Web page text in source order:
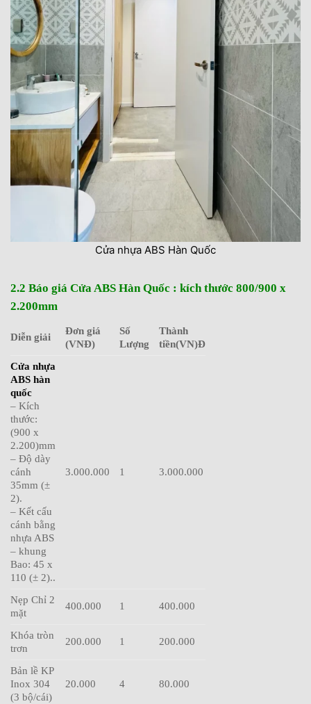
Cửa nhựa ABS Hàn Quốc
2.2 Báo giá Cửa ABS Hàn Quốc : kích thước 800/900 x
2.200mm
Diễn giải
Đơn giá
(VNĐ)
Số
Lượng
Thành
tiền(VN)Đ
Cửa nhựa
ABS hàn
quốc
– Kích
thước:
(900 x
2.200)mm
– Độ dày
cánh
35mm (±
2).
– Kết cấu
cánh bằng
nhựa ABS
– khung
Bao: 45 x
110 (± 2)..
3.000.000 1 3.000.000
Nẹp Chỉ 2
mặt
400.000 1 400.000
Khóa tròn
trơn
200.000 1 200.000
Bản lề KP
Inox 304
(3 bộ/cái)
20.000 4 80.000